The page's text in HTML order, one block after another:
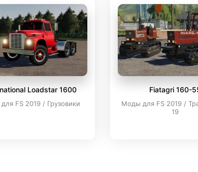
Loadstar 1600
FS 2019 / Грузовики
Fiatagri 160-
Моды для FS 2019 /
19